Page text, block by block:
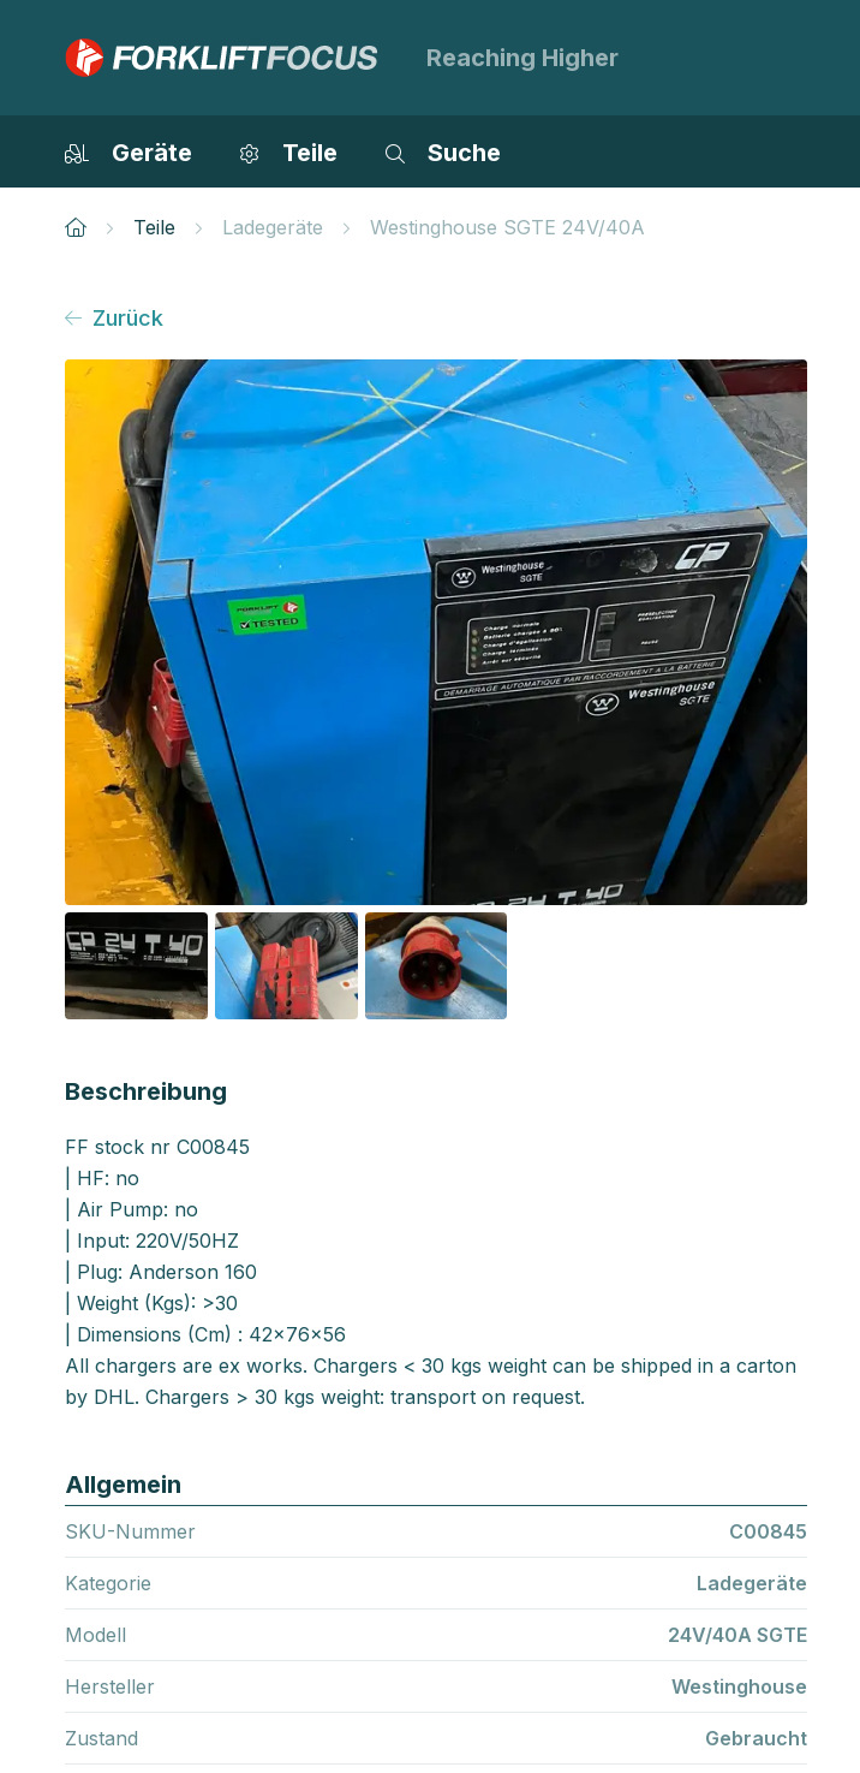
Reaching Higher
Geräte Teile Suche
Teile Ladegeräte Westinghouse SGTE 24V/40A
Zurück
Beschreibung
FF stock nr C00845
| HF: no
| Air Pump: no
| Input: 220V/50HZ
| Plug: Anderson 160
| Weight (Kgs): >30
| Dimensions (Cm) : 42x76x56
All chargers are ex works. Chargers < 30 kgs weight can be shipped in a carton
by DHL. Chargers > 30 kgs weight: transport on request.
Allgemein
SKU-Nummer C00845
Kategorie Ladegeräte
Modell 24V/40A SGTE
Hersteller Westinghouse
Zustand Gebraucht